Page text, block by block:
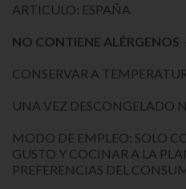
ARTICULO: ESPAÑA
NO CONTIENE
CONSERVAR A
UNA VEZ DESCONGELADO
MODO DE EMPLEO: SOLO
GUSTO Y COCINAR A LA
PREFERENCIAS DEL